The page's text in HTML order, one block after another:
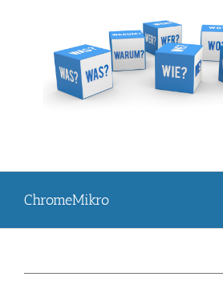
ChromeMikro